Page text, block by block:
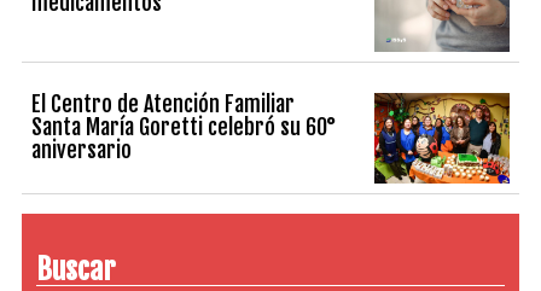
El Centro de Atención Familiar
Santa María Goretti celebró su 60°
aniversario
Buscar